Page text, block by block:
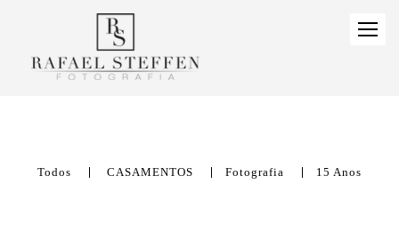
Todos CASAMENTOS Fotografia 15 Anos